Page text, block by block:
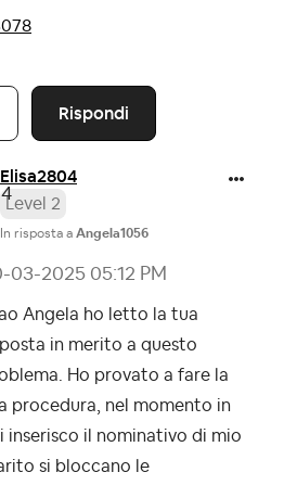
Rispondi
Elisa2804
Level 2
In risposta a Angela1056
03-2025 05:12 PM
Angela ho letto la tua
in merito a questo
Ho provato a fare la
procedura, nel momento in
inserisco il nominativo di mio
si bloccano le